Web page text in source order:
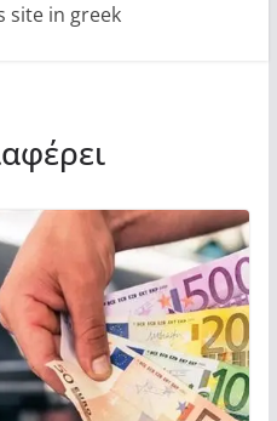
site in greek